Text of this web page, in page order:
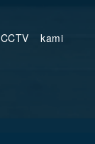
kami